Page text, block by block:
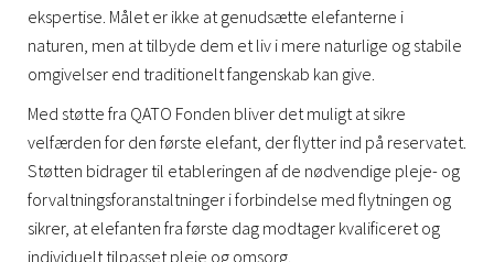
ekspertise. Målet er ikke at genudsætte elefanterne i
naturen, men at tilbyde dem et liv i mere naturlige og stabile
omgivelser end traditionelt fangenskab kan give.
Med støtte fra QATO Fonden bliver det muligt at sikre
velfærden for den første elefant, der flytter ind på reservatet.
Støtten bidrager til etableringen af de nødvendige pleje- og
forvaltningsforanstaltninger i forbindelse med flytningen og
sikrer, at elefanten fra første dag modtager kvalificeret og
individuelt tilpasset pleje og omsorg.